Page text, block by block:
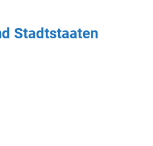
Stadtstaaten